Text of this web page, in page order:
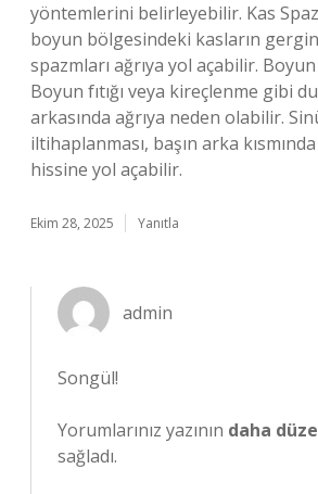
yöntemlerini belirleyebilir. Kas
boyun bölgesindeki kasların
spazmları ağrıya yol açabilir.
Boyun fıtığı veya kireçlenme gibi
arkasında ağrıya neden olabilir.
iltihaplanması, başın arka kısmında
hissine yol açabilir.
Ekim 28, 2025 Yanıtla
admin
Songül!
Yorumlarınız yazının daha
sağladı.